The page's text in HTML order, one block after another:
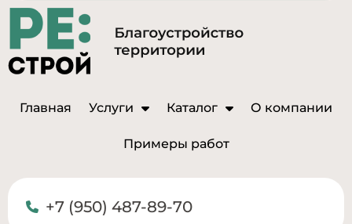
Главная Услуги Каталог О компании
Примеры работ
+7 (950) 487-89-70